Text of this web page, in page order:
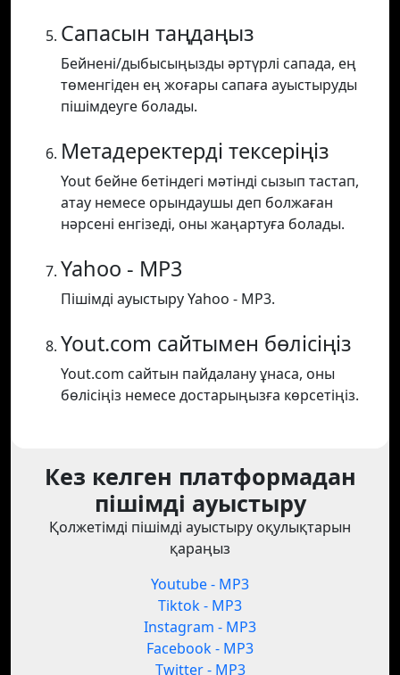
Сапасын таңдаңыз
Бейнені/дыбысыңызды әртүрлі сапада, ең
төменгіден ең жоғары сапаға ауыстыруды
пішімдеуге болады.
Метадеректерді тексеріңіз
Yout бейне бетіндегі мәтінді сызып тастап,
атау немесе орындаушы деп болжаған
нәрсені енгізеді, оны жаңартуға болады.
Yahoo - MP3
Пішімді ауыстыру Yahoo - MP3.
Yout.com сайтымен бөлісіңіз
Yout.com сайтын пайдалану ұнаса, оны
бөлісіңіз немесе достарыңызға көрсетіңіз.
Кез келген платформадан
пішімді ауыстыру
Қолжетімді пішімді ауыстыру оқулықтарын
қараңыз
Youtube - MP3
Tiktok - MP3
Instagram - MP3
Facebook - MP3
Twitter - MP3